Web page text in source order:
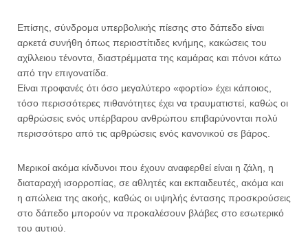
Επίσης, σύνδρομα υπερβολικής πίεσης στο δάπεδο είναι
αρκετά συνήθη όπως περιοστίτιδες κνήμης, κακώσεις του
αχίλλειου τένοντα, διαστρέμματα της καμάρας και πόνοι κάτω
από την επιγονατίδα.
Είναι προφανές ότι όσο μεγαλύτερο «φορτίο» έχει κάποιος,
τόσο περισσότερες πιθανότητες έχει να τραυματιστεί, καθώς οι
αρθρώσεις ενός υπέρβαρου ανθρώπου επιβαρύνονται πολύ
περισσότερο από τις αρθρώσεις ενός κανονικού σε βάρος.
Μερικοί ακόμα κίνδυνοι που έχουν αναφερθεί είναι η ζάλη, η
διαταραχή ισορροπίας, σε αθλητές και εκπαιδευτές, ακόμα και
η απώλεια της ακοής, καθώς οι υψηλής έντασης προσκρούσεις
στο δάπεδο μπορούν να προκαλέσουν βλάβες στο εσωτερικό
του αυτιού.